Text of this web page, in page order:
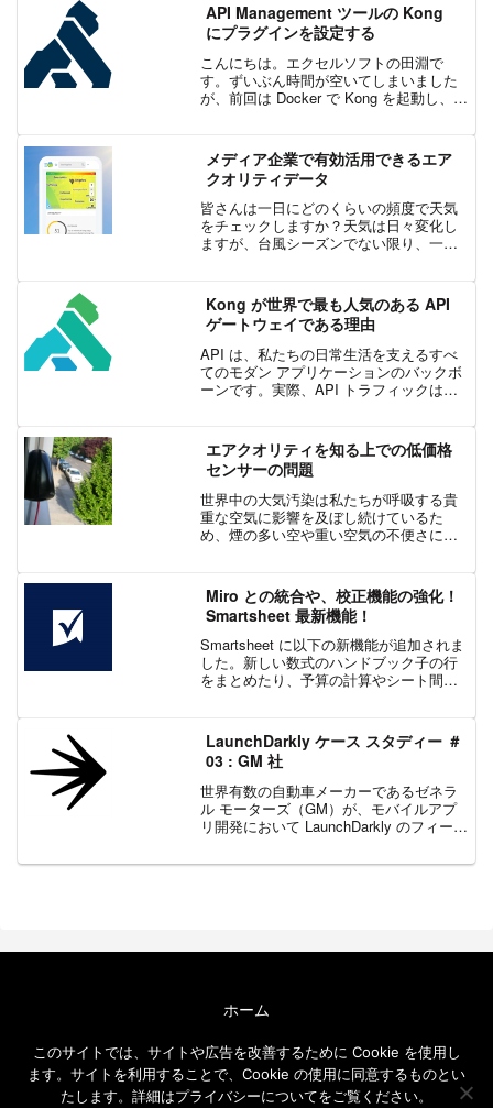
API Management ツールの Kong
にプラグインを設定する
こんにちは。エクセルソフトの田淵で
す。ずいぶん時間が空いてしまいました
が、前回は Docker で Kong を起動し、基
てみたいと思います。本家の英語ドキュ
メントは...
メディア企業で有効活用できるエア
クオリティデータ
皆さんは一日にどのくらいの頻度で天気
をチェックしますか？天気は日々変化し
ますが、台風シーズンでない限り、一日
周辺の大気汚染は一日に何度も劇的に変
化していることをご存知で...
Kong が世界で最も人気のある API
ゲートウェイである理由
API は、私たちの日常生活を支えるすべ
てのモダン アプリケーションのバックボ
ーンです。実際、API トラフィックは今
ーション、アジリティ、高速リリース サ
イク...
エアクオリティを知る上での低価格
センサーの問題
世界中の大気汚染は私たちが呼吸する貴
重な空気に影響を及ぼし続けているた
め、煙の多い空や重い空気の不便さに単
COPD や喘息などの心臓や肺の病気に苦
しんでいる人にとって...
Miro との統合や、校正機能の強化！
Smartsheet 最新機能！
Smartsheet に以下の新機能が追加されま
した。新しい数式のハンドブック子の行
をまとめたり、予算の計算やシート間の
式のハンドブックは、目的に合った数式
を探す手助け...
LaunchDarkly ケース スタディー ＃
03 : GM 社
世界有数の自動車メーカーであるゼネラ
ル モーターズ（GM）が、モバイルアプ
リ開発において LaunchDarkly のフィーチ
介。
ホーム
免責事項
メールニュース
このサイトでは、サイトや広告を改善するために Cookie を使用し
ます。サイトを利用することで、Cookie の使用に同意するものとい
たします。詳細はプライバシーについてをご覧ください。